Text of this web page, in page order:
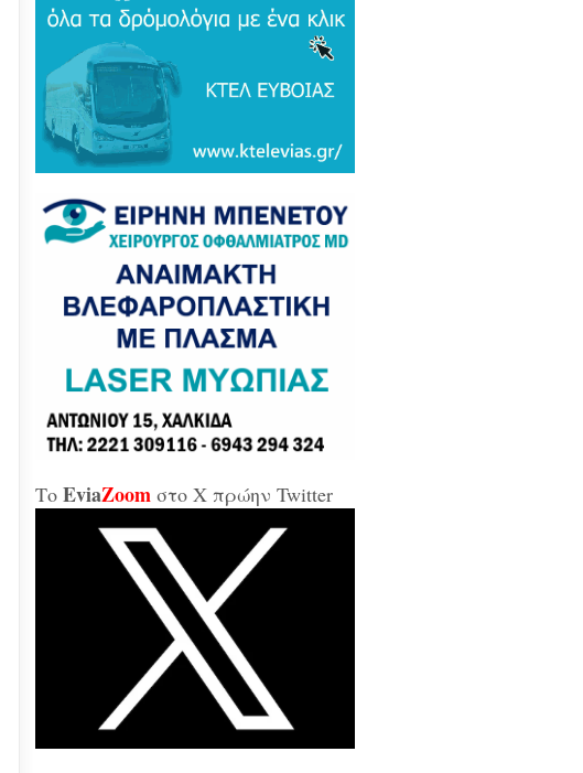
Ανεξάρτητος βουλευτής Γιάννης
Σαρακιώτης στο EviaZoom.gr:
«Τριτοκοσμικό το κράτος δικαίου στην
μπανανία του Μητσοτάκη, στο
στόχαστρο του καθεστώτος όσο ποτέ οι
"ενοχλητικοί" δημοσιογράφοι...»
κράτος δικαίου ο Εισαγγελέας του
Αρείου Πάγου θα έπρεπε να τιμωρηθεί
παραδειγματικά...»
«Δώσε και σε εμένα μπάρμπα...»
Χαλκίδα: Άρον άρον την κοπάνησε η
Διοικήτρια της ΔΥΠΑ από το
«αμαρτωλό» Επιμελητήριο Εύβοιας /
«Ήταν προσβλητική, ειρωνική και
απαξιωτική προς τους εργαζόμενους...»
Μύδροι της αντιπολίτευσης για τις νέες
Τζαβέλλας αθώωσε και τον εαυτό του,
καταπάτησε βάναυσα το ήδη
κακοποιημένο κράτος δικαίου με μία
πραξικοματική διάταξη, θα κληθούν
για να λογοδοτήσουν και πρωτίστως ο
διευθύνων και αυτού του εγκλήματος
κ.Μητσοτάκης...»
Χαλκίδα: Δείτε ζωντανά την κίνηση
στη Παλαιά Γέφυρα (LIVE ΕΙΚΟΝΑ)
Το EviaZoom στο X πρώην Twitter